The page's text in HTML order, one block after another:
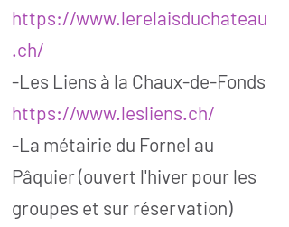
https://www.lerelaisduchateau
.ch/
-Les Liens à la Chaux-de-Fonds
https://www.lesliens.ch/
-La métairie du Fornel au
Pâquier (ouvert l'hiver pour les
groupes et sur réservation)